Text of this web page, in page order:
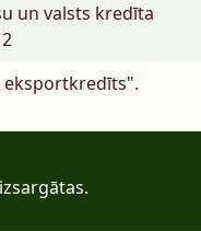
un valsts kredīta
eksportkredīts".